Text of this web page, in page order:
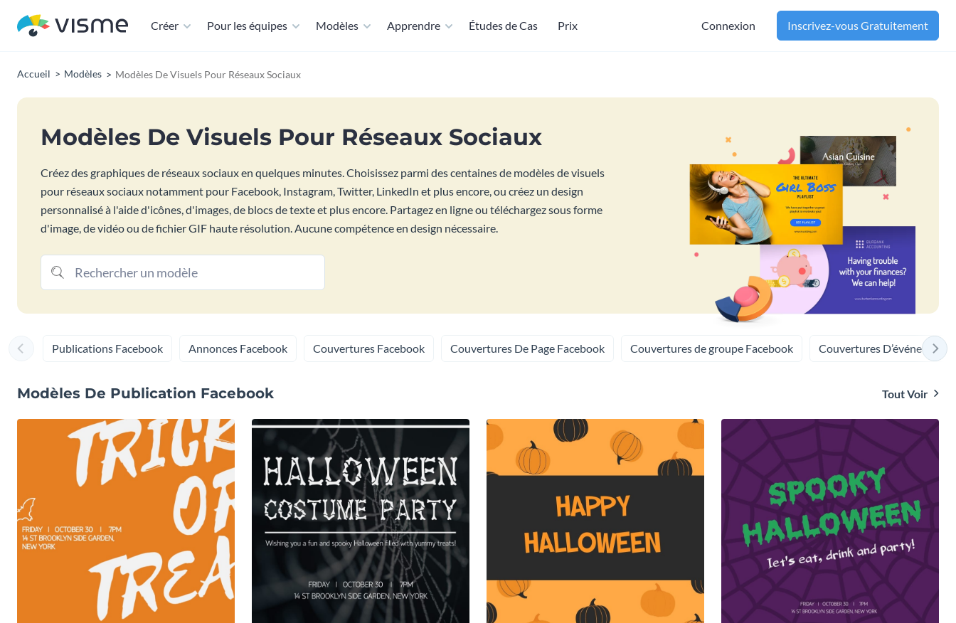
Créer Pour les équipes Modèles Apprendre Études de Cas Prix Connexion Inscrivez-vous Gratuitement
Accueil Modèles Modèles De Visuels Pour Réseaux Sociaux
Modèles De Visuels Pour Réseaux Sociaux
Créez des graphiques de réseaux sociaux en quelques minutes. Choisissez parmi des centaines de modèles de visuels
pour réseaux sociaux notamment pour Facebook, Instagram, Twitter, LinkedIn et plus encore, ou créez un design
personnalisé à l'aide d'icônes, d'images, de blocs de texte et plus encore. Partagez en ligne ou téléchargez sous forme
d'image, de vidéo ou de fichier GIF haute résolution. Aucune compétence en design nécessaire.
Publications Facebook Annonces Facebook Couvertures Facebook Couvertures De Page Facebook Couvertures de groupe Facebook Couvertures D’événements
Modèles De Publication Facebook Tout Voir